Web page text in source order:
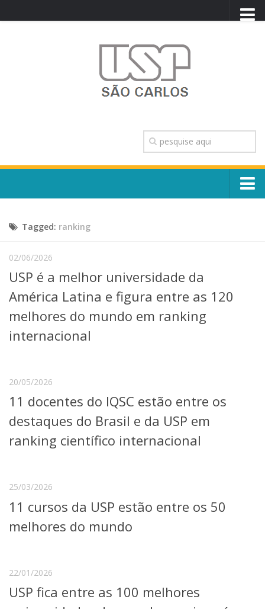
TRANSPARÊNCIA
OUVIDORIA
CONTATO
Escola, Institutos e Órgãos
Núcleos e Comissões
Telefones e Mapas
Pessoas
Graduação
Pós-Graduação
Pesquisa e Inovação
Linhas de Pesquisa
Centros, Núcleos e Projetos em Rede
Pós-doutorado
Iniciação Científica
Transferência de Tecnologia
Artes, Cultura e Esportes
Segurança, Trânsito e Prevenção
RH, Administrativo e Financeiro
Tagged: ranking
02/06/2026
USP é a melhor universidade da
América Latina e figura entre as 120
melhores do mundo em ranking
internacional
20/05/2026
11 docentes do IQSC estão entre os
destaques do Brasil e da USP em
ranking científico internacional
25/03/2026
11 cursos da USP estão entre os 50
melhores do mundo
22/01/2026
USP fica entre as 100 melhores